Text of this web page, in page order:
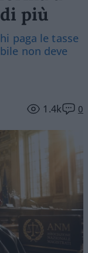
più
paga le tasse
non deve
1.4k 0